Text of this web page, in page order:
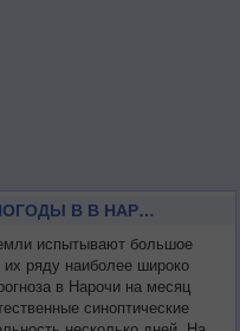
О ДОЛГОСРОЧНОМ ПРОГНОЗЕ ПОГОДЫ В В НАРОЧИ НА МЕСЯЦ
испытывают большое
их ряду наиболее широко
в Нарочи на месяц
синоптические